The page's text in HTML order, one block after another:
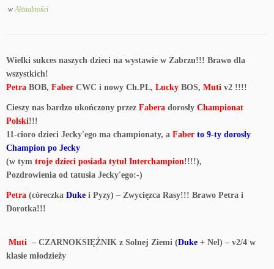
wAktualności
Wielki sukces naszych dzieci na wystawie w Zabrzu!!! Brawo dla
wszystkich!
Petra BOB, Faber CWC i nowy Ch.PL, Lucky BOS, Muti v2 !!!!
Cieszy nas bardzo ukończony przez Fabera dorosły Championat
Polski!!!
11-cioro dzieci Jecky'ego ma championaty, a Faber to 9-ty dorosły
Champion po Jecky
(w tym troje dzieci posiada tytuł Interchampion!!!!),
Pozdrowienia od tatusia Jecky'ego:-)
Petra (córeczka Duke i Pyzy) – Zwycięzca Rasy!!! Brawo Petra i
Dorotka!!!
Muti – CZARNOKSIĘŻNIK z Solnej Ziemi (Duke + Nel) – v2/4 w
klasie młodzieży